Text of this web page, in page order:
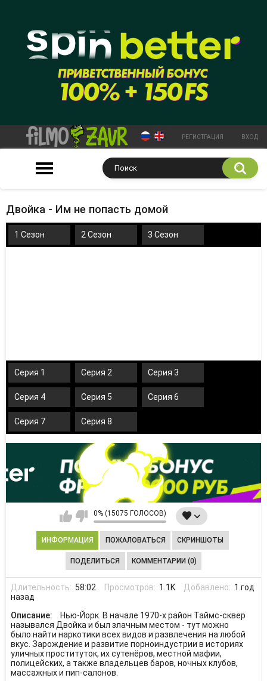
РЕГИСТРАЦИЯ ВХОД
Двойка - Им не попасть домой
1 Сезон 2 Сезон 3 Сезон
Серия 1 Серия 2 Серия 3
Серия 4 Серия 5 Серия 6
Серия 7 Серия 8
0% (15075 ГОЛОСОВ)
ИНФОРМАЦИЯ ПОЖАЛОВАТЬСЯ СКРИНШОТЫ
ПОДЕЛИТЬСЯ КОММЕНТАРИИ (0)
Длительность: 58:02 Просмотров: 1.1K Добавлено: 1 год
назад
Описание:
Нью-Йорк. В начале 1970-х район Таймс-сквер
назывался Двойка и был злачным местом - тут можно
было найти наркотики всех видов и развлечения на любой
вкус. Зарождение и развитие порноиндустрии в историях
уличных проституток, их сутенёров, местной мафии,
полицейских, а также владельцев баров, ночных клубов,
массажных и пип-салонов.